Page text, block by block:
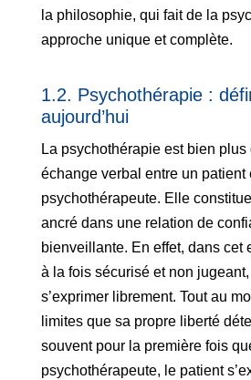
la philosophie, qui fait de la
approche unique et complète.
1.2. Psychothérapie :
aujourd’hui
La psychothérapie est bien plus
échange verbal entre un patient
psychothérapeute. Elle
ancré dans une relation de
bienveillante. En effet, dans cet
à la fois sécurisé et non
s’exprimer librement. Tout au
limites que sa propre liberté
souvent pour la première fois
psychothérapeute, le patient